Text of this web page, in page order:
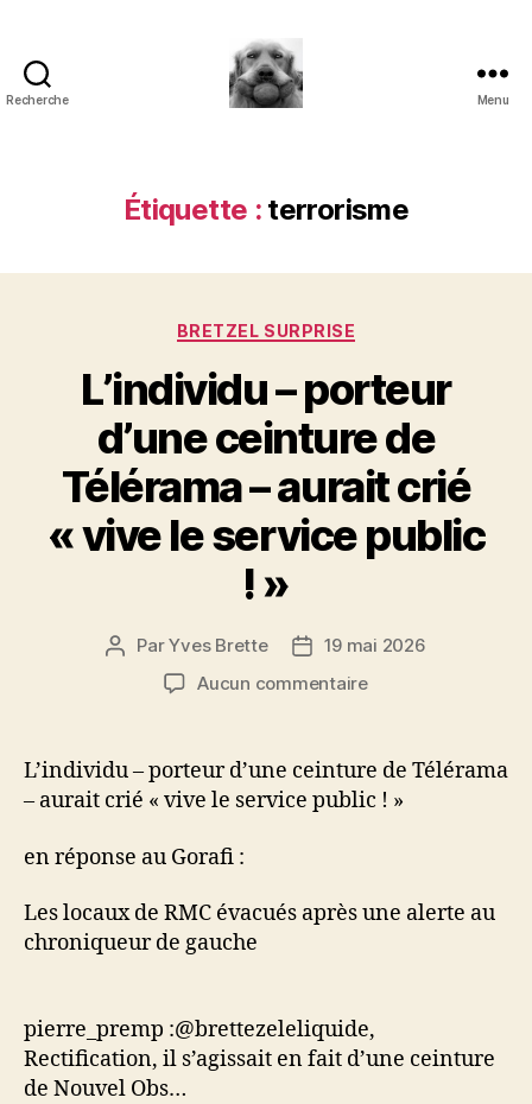
Recherche
paradoxe
en
Menu
Étiquette : terrorisme
Catégories
BRETZEL SURPRISE
L’individu – porteur
d’une ceinture de
Télérama – aurait crié
« vive le service public
! »
Auteur
l’article
ParYves Brette
Date19 mai 2026
Aucun commentairesur
porteur
d’une
ceinture
aurait
service
L’individu – porteur d’une ceinture de Télérama
– aurait crié « vive le service public ! »
en réponse au Gorafi :
Les locaux de RMC évacués après une alerte au
chroniqueur de gauche⁠
pierre_premp :@brettezeleliquide,
Rectification, il s’agissait en fait d’une ceinture
de Nouvel Obs…